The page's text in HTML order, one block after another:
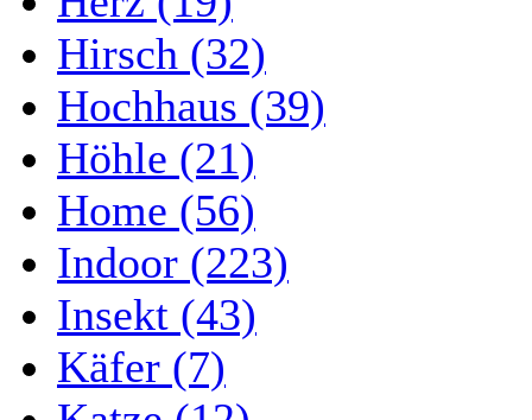
Hirsch (32)
Hochhaus (39)
Höhle (21)
Home (56)
Indoor (223)
Insekt (43)
Käfer (7)